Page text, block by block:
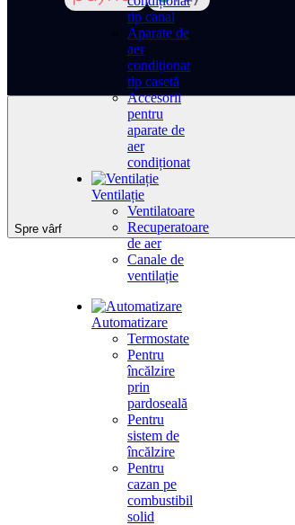
tip canal
Aparate de
aer
condiționat
tip casetă
Accesorii
pentru
aparate de
aer
condiționat
Ventilație
Ventilatoare
Recuperatoare
de aer
Canale de
ventilație
Automatizare
Termostate
Pentru
încălzire
prin
pardoseală
Pentru
sistem de
încălzire
Pentru
cazan pe
combustibil
solid
Spre vârf